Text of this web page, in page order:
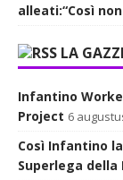
alleati:“Così
LA
Infantino
Project 6
Così Infantino
Superlega della